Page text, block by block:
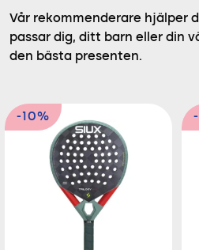
Vår rekommenderare hjälper
passar dig, ditt barn eller din
den bästa presenten.
-10%